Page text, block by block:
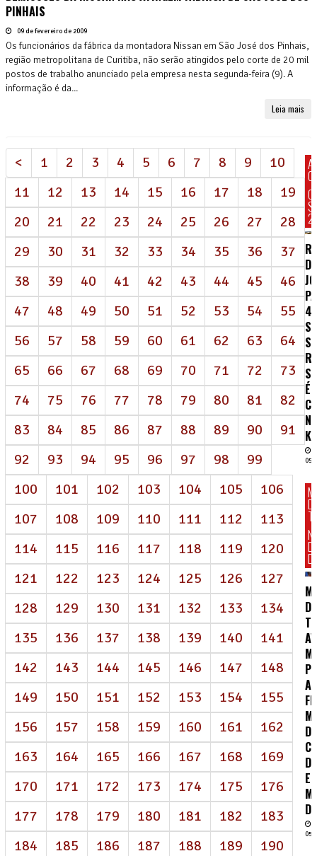
PINHAIS
09 de fevereiro de 2009
Os funcionários da fábrica da montadora Nissan em São José dos Pinhais,
região metropolitana de Curitiba, não serão atingidos pelo corte de 20 mil
postos de trabalho anunciado pela empresa nesta segunda-feira (9). A
informação é da...
Leia mais
< 1 2 3 4 5 6 7 8 9
10
11
12 13 14 15 16 17 18
19
20
21 22 23 24 25 26 27
28
29
30 31 32 33 34 35 36
37
38
39 40 41 42 43 44 45
46
47
48 49 50 51 52 53 54
55
56
57 58 59 60 61 62 63
64
65
66 67 68 69 70 71 72
73
74
75 76 77 78 79 80 81
82
83
84 85 86 87 88 89 90
91
92
93 94 95 96 97 98
99
100
101 102 103 104 105
106
107
108 109 110 111 112
113
114
115 116 117 118 119
120
121
122 123 124 125 126
127
128
129 130 131 132 133
134
135
136 137 138 139 140
141
142
143 144 145 146 147
148
149
150 151 152 153 154
155
156
157 158 159 160 161
162
163
164 165 166 167 168
169
170
171 172 173 174 175
176
177
178 179 180 181 182
183
184
185 186 187 188 189
190
DE
É
NA
05/
DE
DE
05/